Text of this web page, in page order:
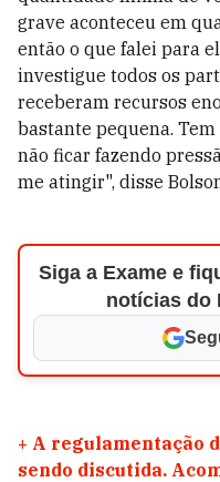
grave aconteceu em
então o que falei para
investigue todos os
receberam recursos
bastante pequena.
não ficar fazendo
me atingir", disse
Siga a Exame e
notícias do
+ A regulamentação
sendo discutida.